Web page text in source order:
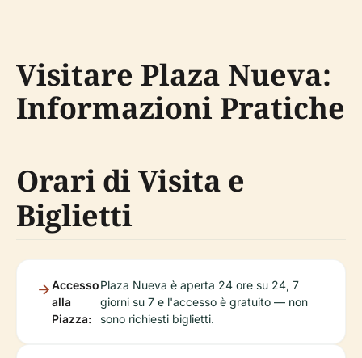
Visitare Plaza Nueva:
Informazioni Pratiche
Orari di Visita e
Biglietti
Accesso
alla
Piazza:
Plaza Nueva è aperta 24 ore su 24, 7
giorni su 7 e l'accesso è gratuito — non
sono richiesti biglietti.